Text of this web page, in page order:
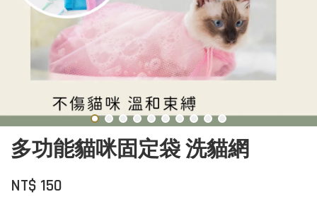
多功能貓咪固定袋 洗貓網
NT$ 150